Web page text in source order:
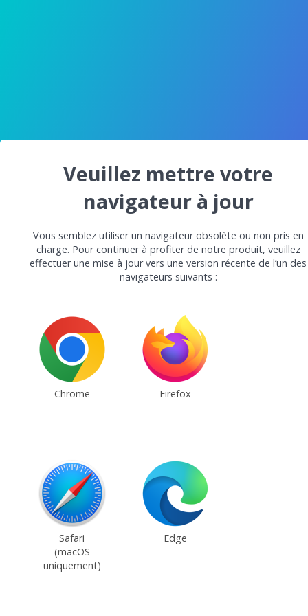
Veuillez mettre votre
navigateur à jour
Vous semblez utiliser un navigateur obsolète ou non pris en
charge. Pour continuer à profiter de notre produit, veuillez
effectuer une mise à jour vers une version récente de l’un des
navigateurs suivants :
Chrome Firefox
Safari
(macOS
uniquement)
Edge